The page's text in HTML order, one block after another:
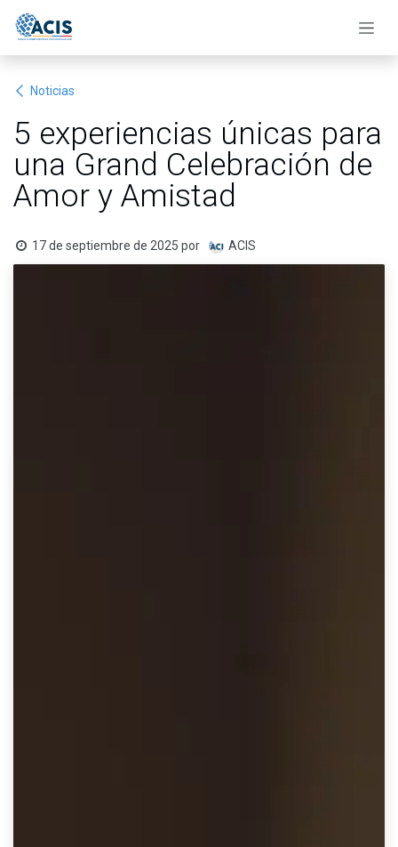
Noticias
5 experiencias únicas para
una Grand Celebración de
Amor y Amistad
17 de septiembre de 2025 por ACIS